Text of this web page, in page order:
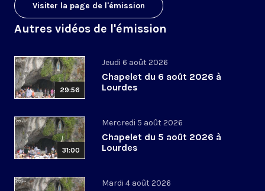
Visiter la page de l'émission
Autres vidéos de l'émission
29:56
Jeudi 6 août 2026
Chapelet du 6 août 2026 à
Lourdes
31:00
Mercredi 5 août 2026
Chapelet du 5 août 2026 à
Lourdes
Mardi 4 août 2026